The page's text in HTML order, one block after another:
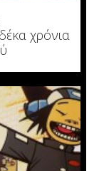
χρόνια